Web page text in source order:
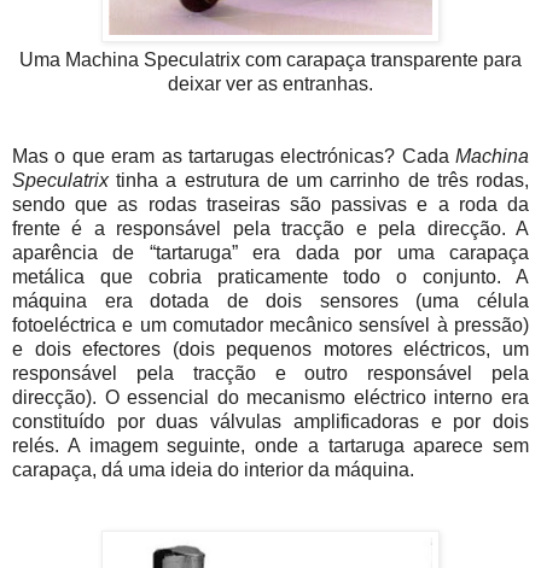
Uma Machina Speculatrix com carapaça transparente para
deixar ver as entranhas.
Mas o que eram as tartarugas electrónicas? Cada Machina
Speculatrixtinha a estrutura de um carrinho de três rodas,
sendo que as rodas traseiras são passivas e a roda da
frente é a responsável pela tracção e pela direcção. A
aparência de “tartaruga” era dada por uma carapaça
metálica que cobria praticamente todo o conjunto. A
máquina era dotada de dois sensores (uma célula
fotoeléctrica e um comutador mecânico sensível à pressão)
e dois efectores (dois pequenos motores eléctricos, um
responsável pela tracção e outro responsável pela
direcção). O essencial do mecanismo eléctrico interno era
constituído por duas válvulas amplificadoras e por dois
relés. A imagem seguinte, onde a tartaruga aparece sem
carapaça, dá uma ideia do interior da máquina.